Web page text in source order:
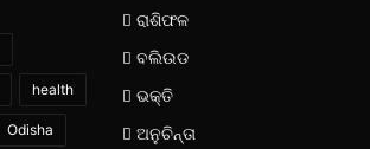
health
Odisha
ରାଶିଫଳ
ବଲିଉଡ
ଭକ୍ତି
ଅନୁଚିନ୍ତା